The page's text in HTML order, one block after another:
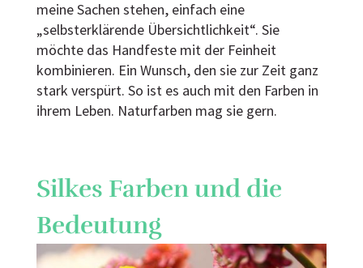
meine Sachen stehen, einfach eine
„selbsterklärende Übersichtlichkeit“. Sie
möchte das Handfeste mit der Feinheit
kombinieren. Ein Wunsch, den sie zur Zeit ganz
stark verspürt. So ist es auch mit den Farben in
ihrem Leben. Naturfarben mag sie gern.
Silkes Farben und die
Bedeutung